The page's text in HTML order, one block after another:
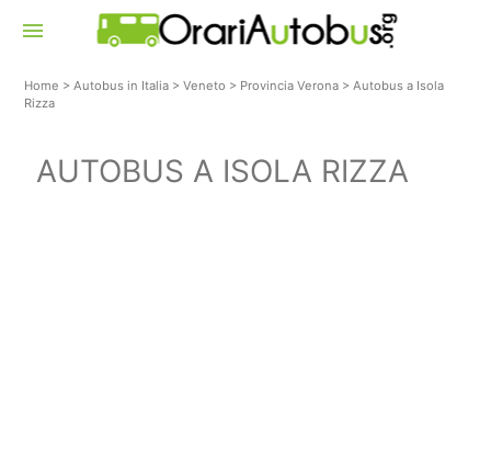
menu
Home >Autobus in Italia >Veneto > Provincia Verona >Autobus a Isola
Rizza
AUTOBUS A ISOLA RIZZA